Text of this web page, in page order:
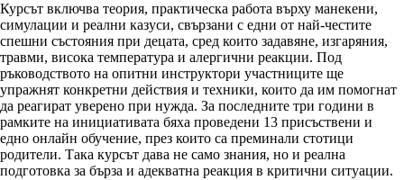
Курсът включва теория, практическа работа върху манекени,
симулации и реални казуси, свързани с едни от най-честите
спешни състояния при децата, сред които задавяне, изгаряния,
травми, висока температура и алергични реакции. Под
ръководството на опитни инструктори участниците ще
упражнят конкретни действия и техники, които да им помогнат
да реагират уверено при нужда. За последните три години в
рамките на инициативата бяха проведени 13 присъствени и
едно онлайн обучение, през които са преминали стотици
родители. Така курсът дава не само знания, но и реална
подготовка за бърза и адекватна реакция в критични ситуации.